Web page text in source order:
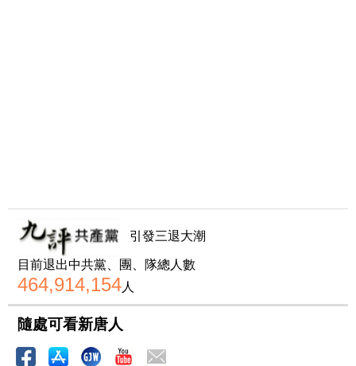
引發三退大潮
目前退出中共黨、團、隊總人數
464,914,154人
隨處可看新唐人